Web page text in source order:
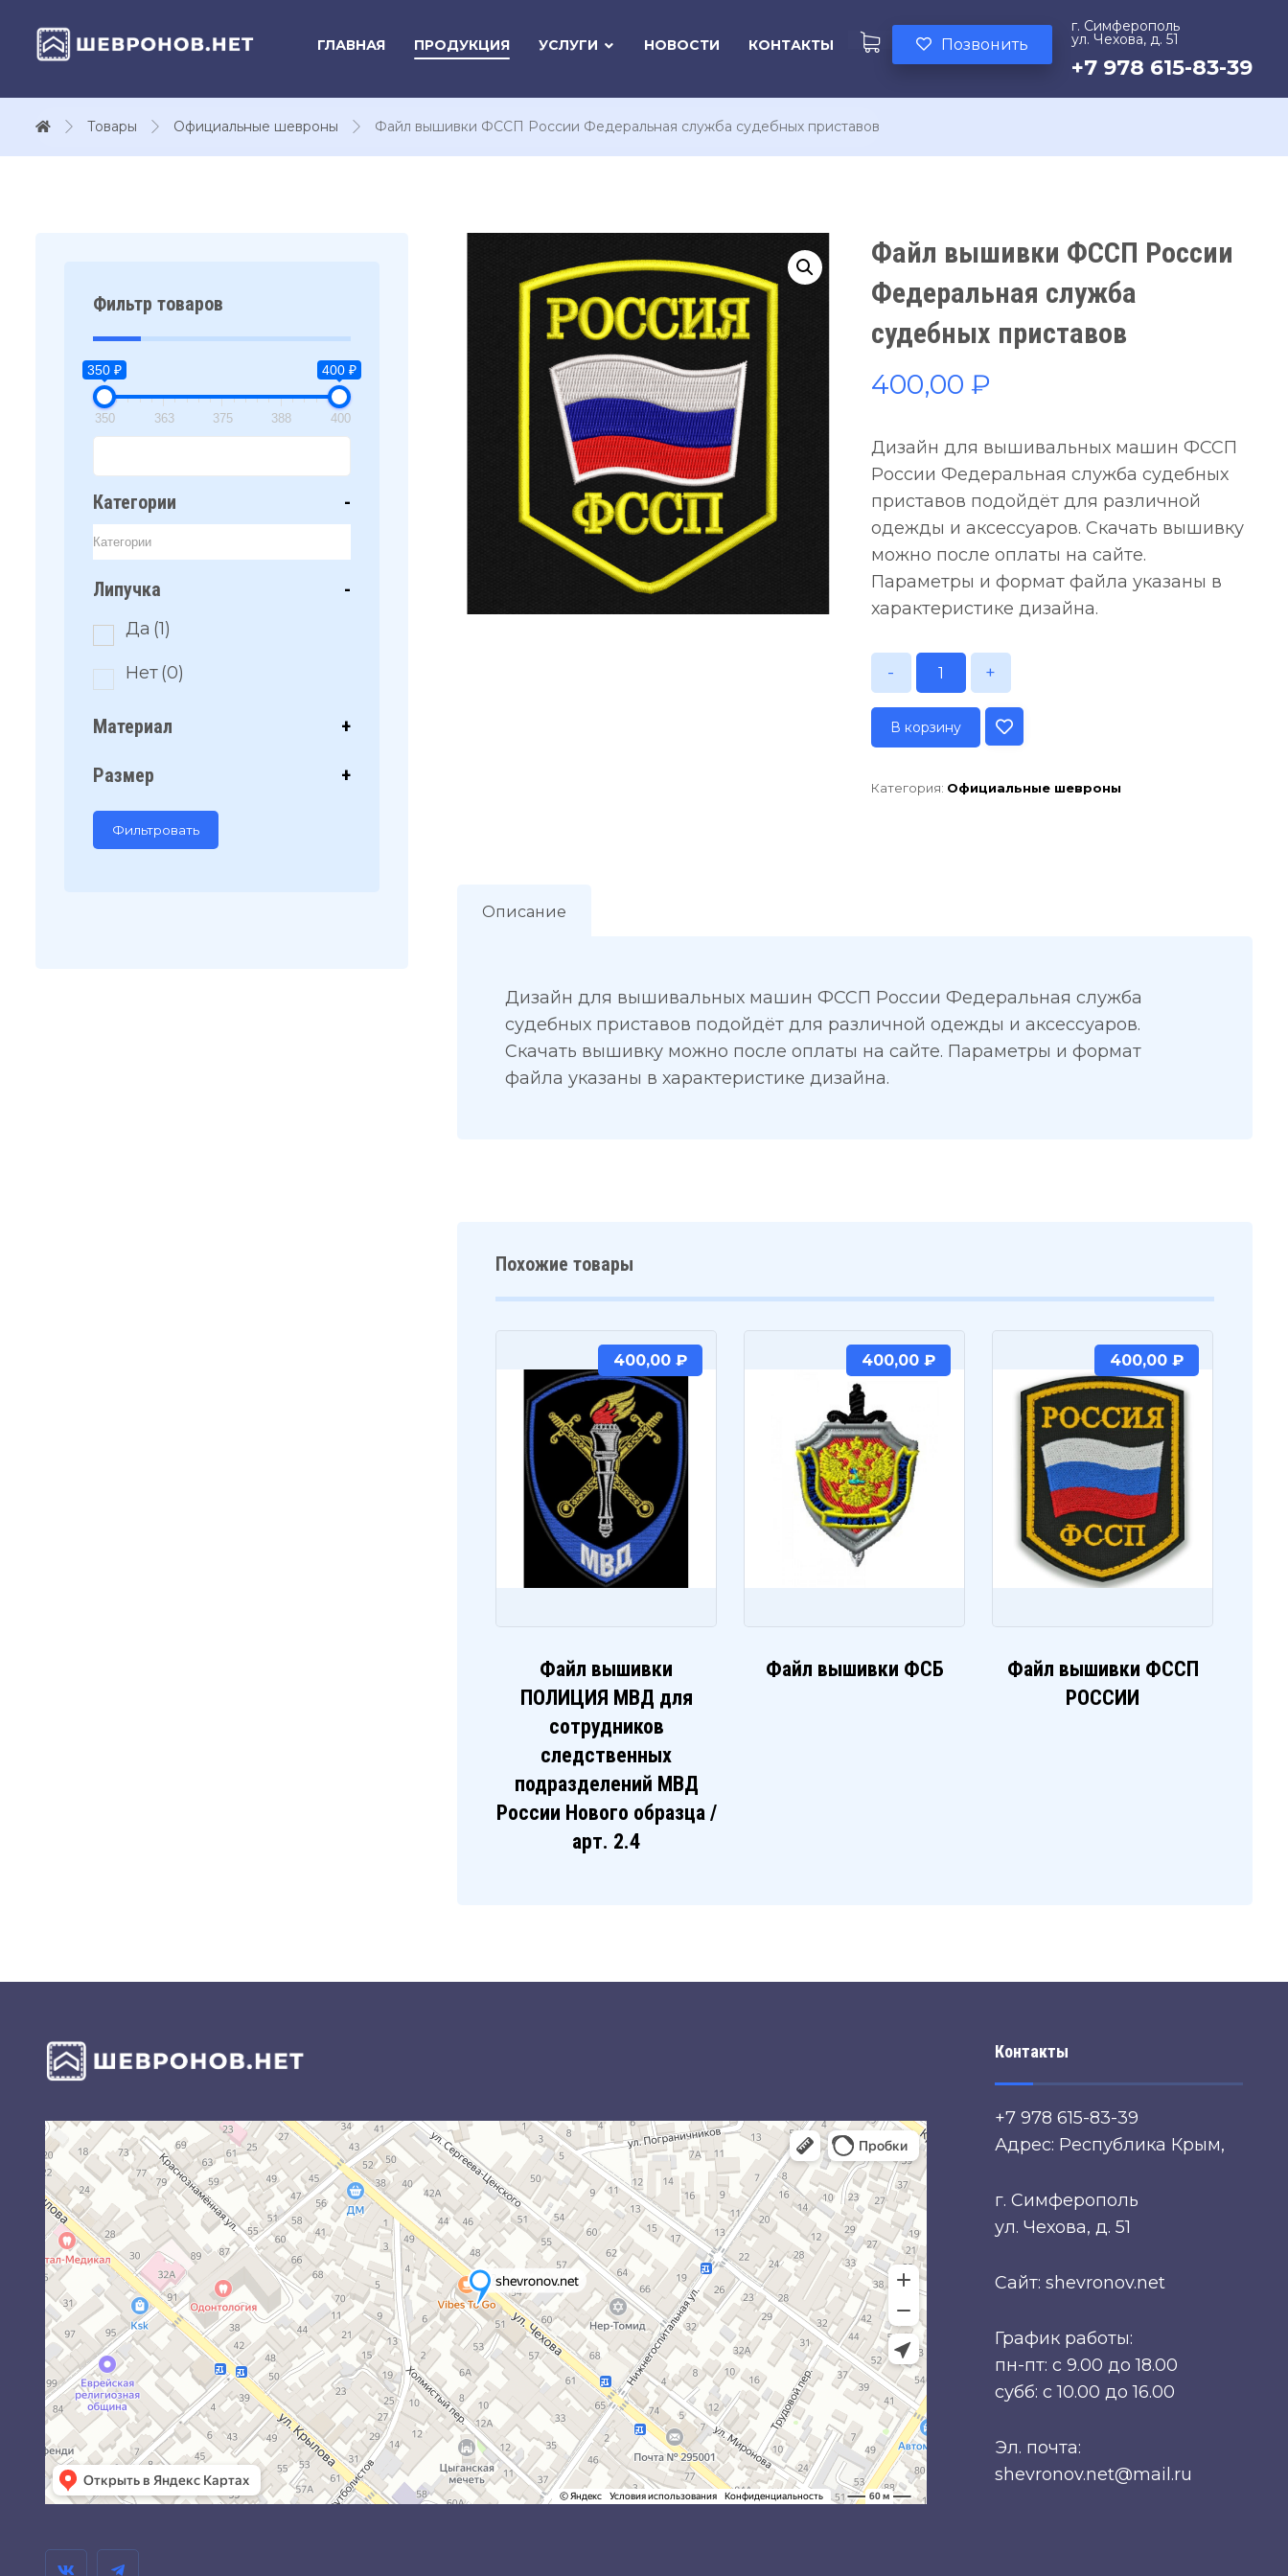
г. Симферополь
ул. Чехова, д. 51
+7 978 615-83-39
Позвонить
ГЛАВНАЯ ПРОДУКЦИЯ УСЛУГИ НОВОСТИ КОНТАКТЫ
Товары Официальные шевроны Файл вышивки ФССП России Федеральная служба судебных приставов
Файл вышивки ФССП России
Федеральная служба
судебных приставов
400,00 ₽
Дизайн для вышивальных машин ФССП
России Федеральная служба судебных
приставов подойдёт для различной
одежды и аксессуаров. Скачать вышивку
можно после оплаты на сайте.
Параметры и формат файла указаны в
характеристике дизайна.
- +
В корзину
Категория: Официальные шевроны
Описание
Дизайн для вышивальных машин ФССП России Федеральная служба
судебных приставов подойдёт для различной одежды и аксессуаров.
Скачать вышивку можно после оплаты на сайте. Параметры и формат
файла указаны в характеристике дизайна.
Похожие товары
Файл вышивки
ПОЛИЦИЯ МВД для
сотрудников
следственных
подразделений МВД
России Нового образца /
арт. 2.4
400,00 ₽
Файл вышивки ФСБ
400,00 ₽
Файл вышивки ФССП
РОССИИ
400,00 ₽
Фильтр товаров
350 ₽ 400 ₽
350 363 375 388 400
Категории -
Липучка -
Да (1)
Нет(0)
Материал +
Размер +
Фильтровать
Контакты
+7 978 615-83-39
Адрес: Республика Крым,
г. Симферополь
ул. Чехова, д. 51
Сайт: shevronov.net
График работы:
пн-пт: с 9.00 до 18.00
субб: с 10.00 до 16.00
Эл. почта:
shevronov.net@mail.ru